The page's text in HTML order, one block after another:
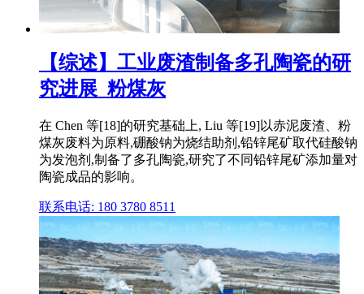
【综述】工业废渣制备多孔陶瓷的研
究进展_粉煤灰
在 Chen 等[18]的研究基础上, Liu 等[19]以赤泥废渣、粉
煤灰废料为原料,硼酸钠为烧结助剂,铅锌尾矿取代硅酸钠
为发泡剂,制备了多孔陶瓷,研究了不同铅锌尾矿添加量对
陶瓷成品的影响。
联系电话: 180 3780 8511